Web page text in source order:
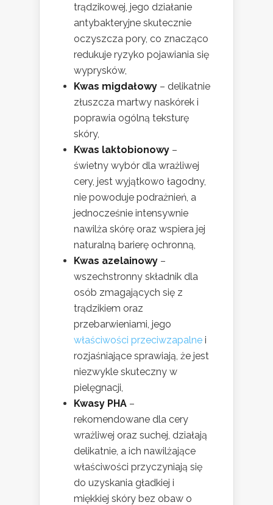
trądzikowej, jego działanie
antybakteryjne skutecznie
oczyszcza pory, co znacząco
redukuje ryzyko pojawiania się
wyprysków,
Kwas migdałowy – delikatnie
złuszcza martwy naskórek i
poprawia ogólną teksturę
skóry,
Kwas laktobionowy –
świetny wybór dla wrażliwej
cery, jest wyjątkowo łagodny,
nie powoduje podrażnień, a
jednocześnie intensywnie
nawilża skórę oraz wspiera jej
naturalną barierę ochronną,
Kwas azelainowy –
wszechstronny składnik dla
osób zmagających się z
trądzikiem oraz
przebarwieniami, jego
właściwości przeciwzapalne i
rozjaśniające sprawiają, że jest
niezwykle skuteczny w
pielęgnacji,
Kwasy PHA –
rekomendowane dla cery
wrażliwej oraz suchej, działają
delikatnie, a ich nawilżające
właściwości przyczyniają się
do uzyskania gładkiej i
miękkiej skóry bez obaw o